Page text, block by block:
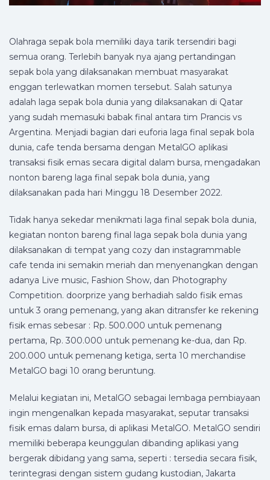
Olahraga sepak bola memiliki daya tarik tersendiri bagi
semua orang. Terlebih banyak nya ajang pertandingan
sepak bola yang dilaksanakan membuat masyarakat
enggan terlewatkan momen tersebut. Salah satunya
adalah laga sepak bola dunia yang dilaksanakan di Qatar
yang sudah memasuki babak final antara tim Prancis vs
Argentina. Menjadi bagian dari euforia laga final sepak bola
dunia, cafe tenda bersama dengan MetalGO aplikasi
transaksi fisik emas secara digital dalam bursa, mengadakan
nonton bareng laga final sepak bola dunia, yang
dilaksanakan pada hari Minggu 18 Desember 2022.
Tidak hanya sekedar menikmati laga final sepak bola dunia,
kegiatan nonton bareng final laga sepak bola dunia yang
dilaksanakan di tempat yang cozy dan instagrammable
cafe tenda ini semakin meriah dan menyenangkan dengan
adanya Live music, Fashion Show, dan Photography
Competition. doorprize yang berhadiah saldo fisik emas
untuk 3 orang pemenang, yang akan ditransfer ke rekening
fisik emas sebesar : Rp. 500.000 untuk pemenang
pertama, Rp. 300.000 untuk pemenang ke-dua, dan Rp.
200.000 untuk pemenang ketiga, serta 10 merchandise
MetalGO bagi 10 orang beruntung.
Melalui kegiatan ini, MetalGO sebagai lembaga pembiayaan
ingin mengenalkan kepada masyarakat, seputar transaksi
fisik emas dalam bursa, di aplikasi MetalGO. MetalGO sendiri
memiliki beberapa keunggulan dibanding aplikasi yang
bergerak dibidang yang sama, seperti : tersedia secara fisik,
terintegrasi dengan sistem gudang kustodian, Jakarta